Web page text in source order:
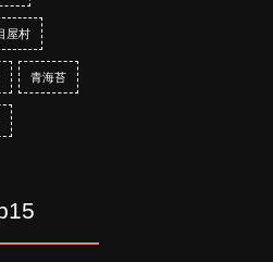
屋村
青海苔